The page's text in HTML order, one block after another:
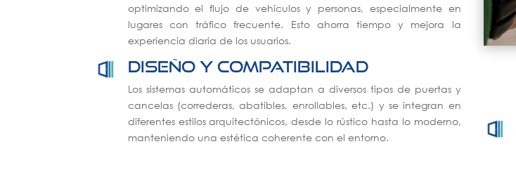
optimizando el flujo de vehículos y personas, especialmente en
lugares con tráfico frecuente. Esto ahorra tiempo y mejora la
experiencia diaria de los usuarios.
Diseño y compatibilidad
Los sistemas automáticos se adaptan a diversos tipos de puertas y
cancelas (correderas, abatibles, enrollables, etc.) y se integran en
diferentes estilos arquitectónicos, desde lo rústico hasta lo moderno,
manteniendo una estética coherente con el entorno.